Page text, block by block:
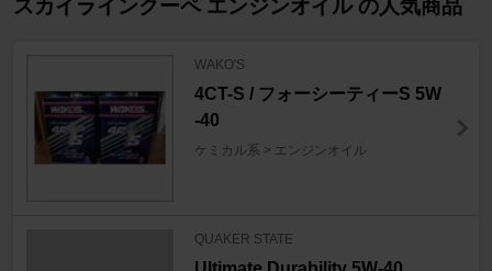
スカイラインクーペ エンジンオイル の人気商品
WAKO'S
4CT-S / フォーシーティーS 5W
-40
ケミカル系 > エンジンオイル
QUAKER STATE